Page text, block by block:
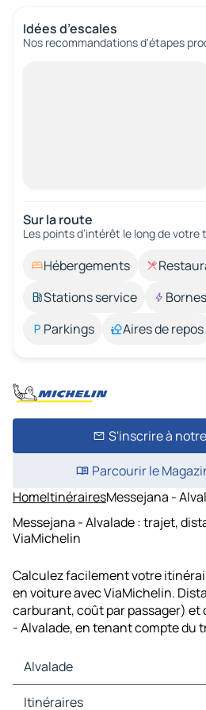
Idées d’escales
Nos recommandations d'étapes
Sur la route
Les points d’intérêt le long de votre
Hébergements
Stations service
Parkings
Aires de repos
S'inscrire à
Parcourir le
HomeItinérairesMessejana -
Messejana - Alvalade : trajet,
ViaMichelin
Calculez facilement votre
en voiture avec ViaMichelin.
carburant, coût par passager) et
- Alvalade, en tenant compte du
Alvalade
Alvalade Cartes et plans
Itinéraires